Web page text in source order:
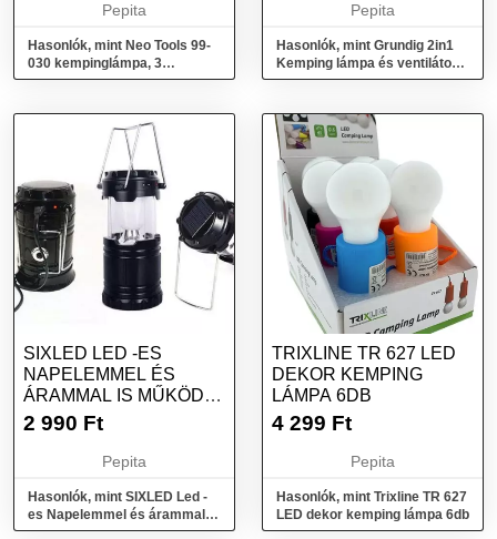
Pepita
Hasonlók, mint Neo Tools 99-
030 kempinglámpa, 3
funkciós, elemes, cob led,
Pepita
Hasonlók, mint Grundig 2in1
Kemping lámpa és ventilátor
12 Led
SIXLED LED -ES
NAPELEMMEL ÉS
ÁRAMMAL IS MŰKÖDŐ
KEMPING LÁMPA
2 990 Ft
Pepita
Hasonlók, mint SIXLED Led -
es Napelemmel és árammal is
működő kemping lámpa
TRIXLINE TR 627 LED
DEKOR KEMPING
LÁMPA 6DB
4 299 Ft
Pepita
Hasonlók, mint Trixline TR 627
LED dekor kemping lámpa 6db